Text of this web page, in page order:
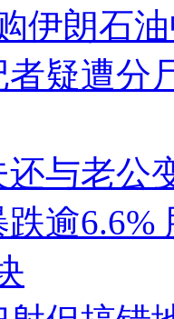
伊朗石
者疑遭
还与老公
逾6.6%